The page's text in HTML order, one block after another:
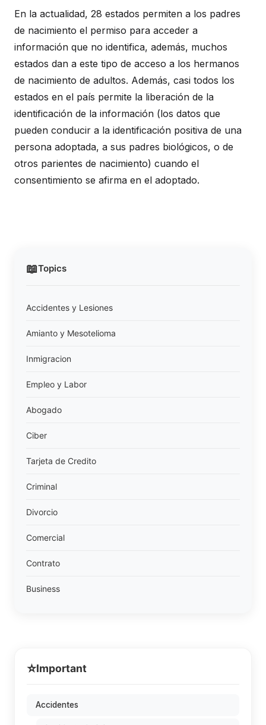
📖Topics
Accidentes y Lesiones
Amianto y Mesotelioma
Inmigracion
Empleo y Labor
Abogado
Ciber
Tarjeta de Credito
Criminal
Divorcio
Comercial
Contrato
Business
En la actualidad, 28 estados permiten a los padres
de nacimiento el permiso para acceder a
información que no identifica, además, muchos
estados dan a este tipo de acceso a los hermanos
de nacimiento de adultos. Además, casi todos los
estados en el país permite la liberación de la
identificación de la información (los datos que
pueden conducir a la identificación positiva de una
persona adoptada, a sus padres biológicos, o de
otros parientes de nacimiento) cuando el
consentimiento se afirma en el adoptado.
⭐Important
Accidentes